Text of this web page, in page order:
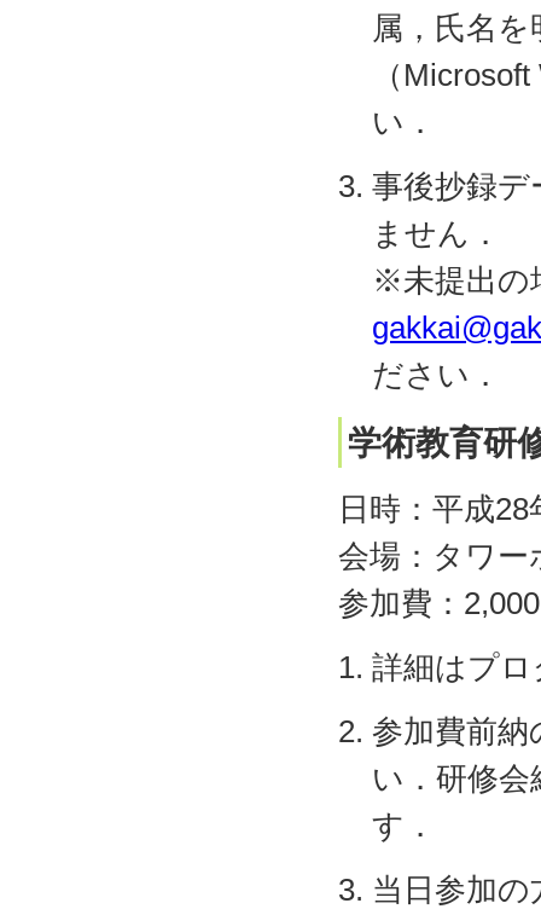
属，氏名
（
い．
事後抄録
ません．
※未提出の
ださい．
学術教育研
日時：平成
会場：タワー
参加費：
詳細はプ
参加費前
い．研修
す．
当日参加